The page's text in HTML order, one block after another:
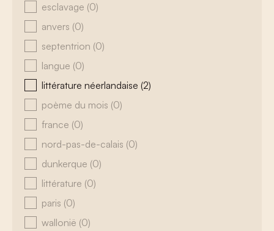
esclavage (0)
anvers (0)
septentrion (0)
langue (0)
littérature néerlandaise (2)
poème du mois (0)
france (0)
nord-pas-de-calais (0)
dunkerque (0)
littérature (0)
paris (0)
wallonië (0)